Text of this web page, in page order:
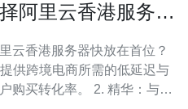
阿里云香港服务器
云香港服务器快放在首位？
供跨境电商所需的低延迟与
购买转化率。 2. 精华：与国